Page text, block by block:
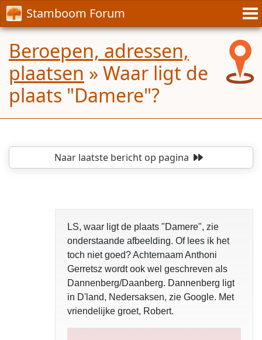
Stamboom Forum
Beroepen, adressen,
plaatsen » Waar ligt de
plaats "Damere"?
Naar laatste berichtop pagina
LS, waar ligt de plaats "Damere", zie
onderstaande afbeelding. Of lees ik het
toch niet goed? Achternaam Anthoni
Gerretsz wordt ook wel geschreven als
Dannenberg/Daanberg. Dannenberg ligt
in D'land, Nedersaksen, zie Google. Met
vriendelijke groet, Robert.